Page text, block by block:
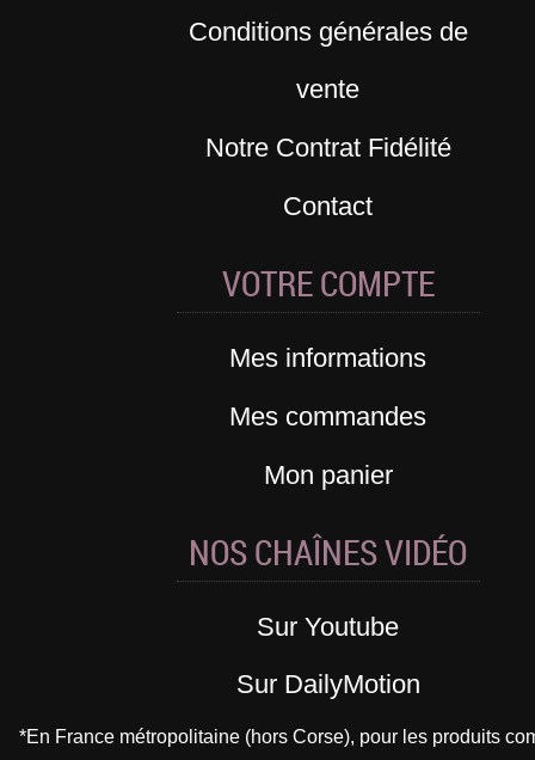
Conditions générales de
vente
Notre Contrat Fidélité
Contact
VOTRE COMPTE
Mes informations
Mes commandes
Mon panier
NOS CHAÎNES VIDÉO
Sur Youtube
Sur DailyMotion
*En France métropolitaine (hors Corse), pour les produits